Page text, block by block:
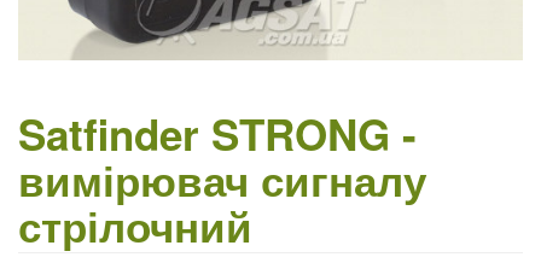
Satfinder STRONG -
вимірювач сигналу
стрілочний